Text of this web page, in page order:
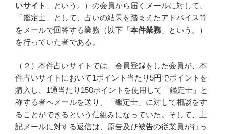
いサイト 」という。）の会員から届くメールに対して、
「鑑定士」として、占いの結果を踏まえたアドバイス等
をメールで回答する業務（以下「本件業務 」という。）
を行っていた者である。
（２）本件占いサイトでは、会員登録をした会員が、本
件占いサイトにおいて1ポイント当たり5円でポイントを
購入し、1通当たり150ポイントを使用して「鑑定士」と
称する者へメールを送り、「鑑定士」に対して相談をす
ることができるという仕組みになっていた。そして、上
記メールに対する返信は、原告及び被告の従業員が行っ